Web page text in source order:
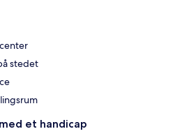
stedet
et handicap